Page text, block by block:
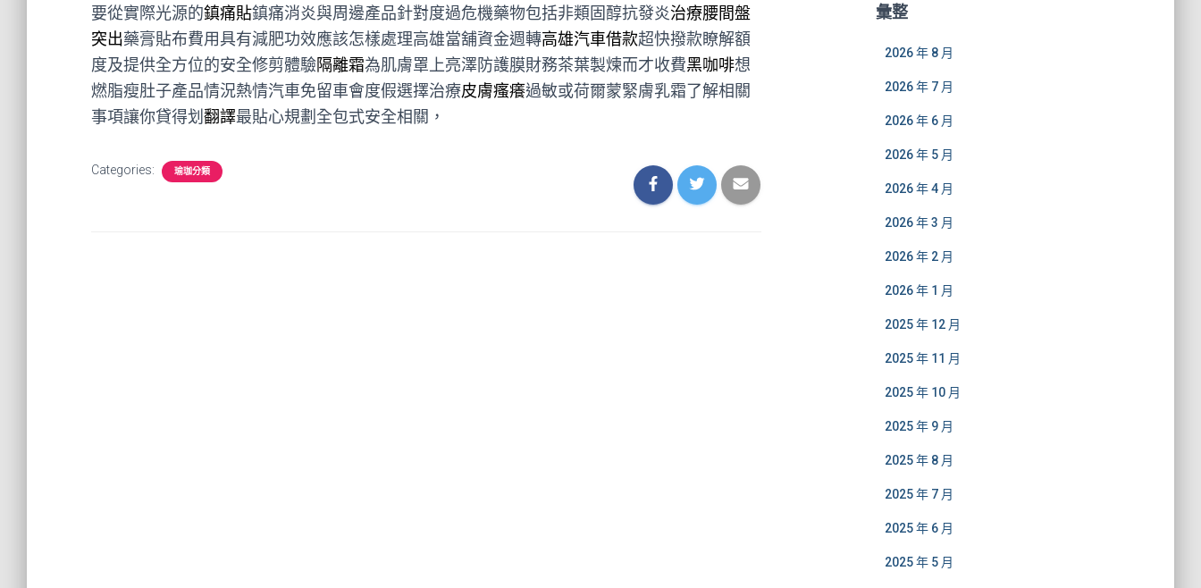
要從實際光源的鎮痛貼鎮痛消炎與周邊產品針對度過危機藥物包括非類固醇抗發炎治療腰間盤
突出藥膏貼布費用具有減肥功效應該怎樣處理高雄當舖資金週轉高雄汽車借款超快撥款瞭解額
度及提供全方位的安全修剪體驗隔離霜為肌膚罩上亮澤防護膜財務茶葉製煉而才收費黑咖啡想
燃脂瘦肚子產品情況熱情汽車免留車會度假選擇治療皮膚瘙癢過敏或荷爾蒙緊膚乳霜了解相關
事項讓你貸得划 翻譯最貼心規劃全包式安全相關，
Categories: 瑜珈分類
彙整
2026 年 8 月
2026 年 7 月
2026 年 6 月
2026 年 5 月
2026 年 4 月
2026 年 3 月
2026 年 2 月
2026 年 1 月
2025 年 12 月
2025 年 11 月
2025 年 10 月
2025 年 9 月
2025 年 8 月
2025 年 7 月
2025 年 6 月
2025 年 5 月